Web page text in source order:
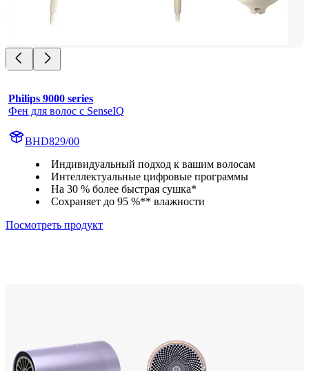
Philips 9000 series
Фен для волос с SenseIQ
BHD829/00
Индивидуальный подход к вашим волосам
Интеллектуальные цифровые программы
На 30 % более быстрая сушка*
Сохраняет до 95 %** влажности
Посмотреть продукт